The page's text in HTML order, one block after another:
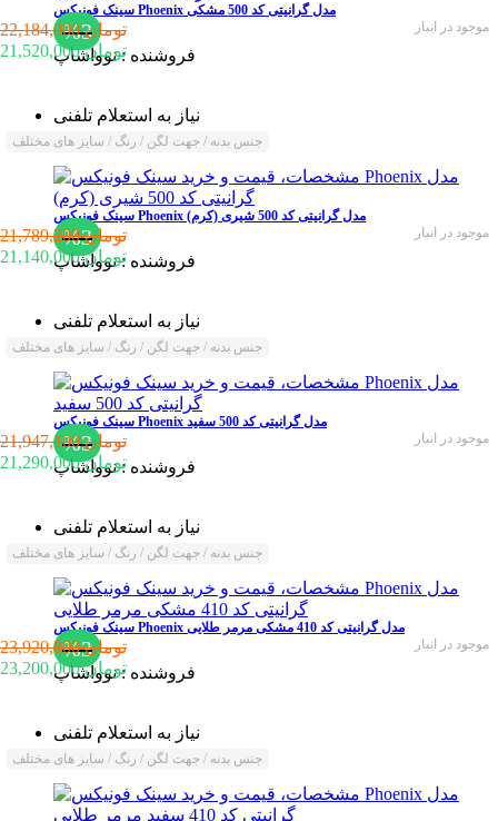
سینک فونیکس Phoenix مدل گرانیتی کد 500 مشکی
موجود در انبار
%322,184,000 تومان
21,520,000 تومانفروشنده :نوواشاپ
نیاز به استعلام تلفنی
جنس بدنه / جهت لگن / رنگ / سایز های مختلف
سینک فونیکس Phoenix مدل گرانیتی کد 500 شیری (کرم)
موجود در انبار
%321,789,200 تومان
21,140,000 تومانفروشنده :نوواشاپ
نیاز به استعلام تلفنی
جنس بدنه / جهت لگن / رنگ / سایز های مختلف
سینک فونیکس Phoenix مدل گرانیتی کد 500 سفید
موجود در انبار
%321,947,100 تومان
21,290,000 تومانفروشنده :نوواشاپ
نیاز به استعلام تلفنی
جنس بدنه / جهت لگن / رنگ / سایز های مختلف
سینک فونیکس Phoenix مدل گرانیتی کد 410 مشکی مرمر طلایی
موجود در انبار
%323,920,800 تومان
23,200,000 تومانفروشنده :نوواشاپ
نیاز به استعلام تلفنی
جنس بدنه / جهت لگن / رنگ / سایز های مختلف